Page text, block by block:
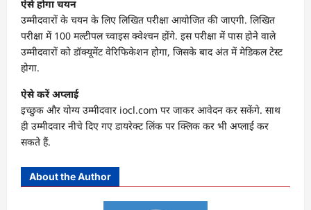
ऐसे होगा चयन
उम्मीदवारों के चयन के लिए लिखित परीक्षा आयोजित की जाएगी. लिखित
परीक्षा में 100 मल्टीपल च्वाइस क्वेश्चन होंगे. इस परीक्षा में पास होने वाले
उम्मीदवारों को डॉक्यूमेंट वेरिफिकेशन होगा, जिसके बाद अंत में मेडिकल टेस्ट
होगा.
ऐसे करें अप्लाई
इच्छुक और योग्य उम्मीदवार iocl.com पर जाकर आवेदन कर सकेंगे. साथ
ही उम्मीदवार नीचे दिए गए डायरेक्ट लिंक पर क्लिक कर भी अप्लाई कर
सकते हैं.
About the Author